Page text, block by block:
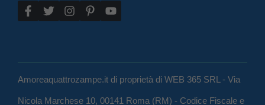
Amoreaquattrozampe.it di proprietà di WEB 365 SRL - Via
Nicola Marchese 10, 00141 Roma (RM) - Codice Fiscale e